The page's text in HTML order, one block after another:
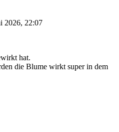
2026, 22:07
hat.
die Blume wirkt super in dem